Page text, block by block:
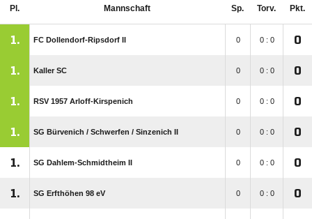
Pl. Mannschaft Sp. Torv. Pkt.
1. FC Dollendorf-Ripsdorf II 0 0 : 0 0
1. Kaller SC 0 0 : 0 0
1. RSV 1957 Arloff-Kirspenich 0 0 : 0 0
1. SG Bürvenich /​ Schwerfen /​ Sinzenich II 0 0 : 0 0
1. SG Dahlem-Schmidtheim II 0 0 : 0 0
1. SG Erfthöhen 98 eV 0 0 : 0 0